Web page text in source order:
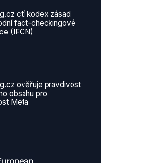
ctí kodex zásad
fact-checkingové
(IFCN)
ověřuje pravdivost
obsahu pro
Meta